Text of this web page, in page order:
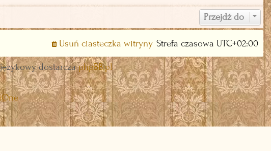
Przejdź do
Strefa czasowa UTC+02:00
Usuń ciasteczka witryny
dostarczaphpBB.pl